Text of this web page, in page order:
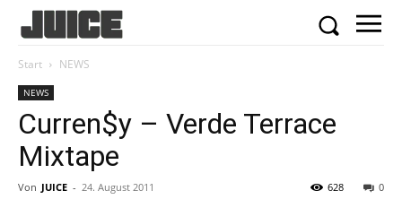
Start NEWS
NEWS
Curren$y – Verde Terrace
Mixtape
Von JUICE - 24. August 2011 0
628